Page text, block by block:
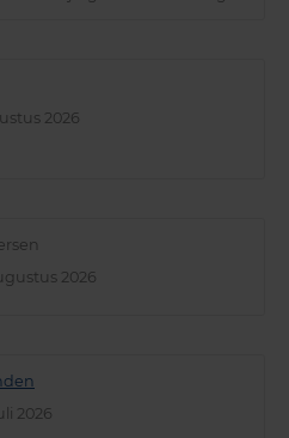
2026
2026
2026